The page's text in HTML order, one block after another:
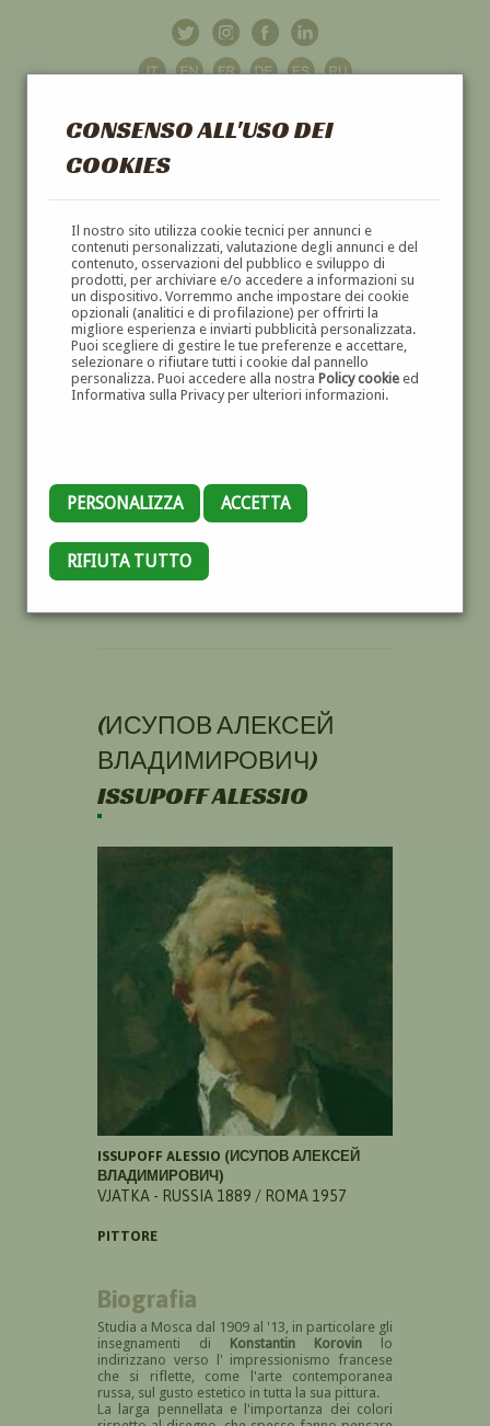
CONSENSO ALL'USO DEI
COOKIES
Il nostro sito utilizza cookie tecnici per annunci e
contenuti personalizzati, valutazione degli annunci e del
contenuto, osservazioni del pubblico e sviluppo di
prodotti, per archiviare e/o accedere a informazioni su
un dispositivo. Vorremmo anche impostare dei cookie
opzionali (analitici e di profilazione) per offrirti la
migliore esperienza e inviarti pubblicità personalizzata.
Puoi scegliere di gestire le tue preferenze e accettare,
selezionare o rifiutare tutti i cookie dal pannello
personalizza. Puoi accedere alla nostra Policy cookieed
Informativa sulla Privacy per ulteriori informazioni.
PERSONALIZZA ACCETTA
RIFIUTA TUTTO
GALLERIAD'ARTE
DIPINTI E SCULTURE '800 E '900
(ИСУПОВ АЛЕКСЕЙ
ВЛАДИМИРОВИЧ)
ISSUPOFF ALESSIO
ISSUPOFF ALESSIO (ИСУПОВ АЛЕКСЕЙ
ВЛАДИМИРОВИЧ)
VJATKA - RUSSIA 1889 / ROMA 1957
PITTORE
Biografia
Studia a Mosca dal 1909 al '13, in particolare gli
insegnamenti di Konstantin Korovin lo
indirizzano verso l' impressionismo francese
che si riflette, come l'arte contemporanea
russa, sul gusto estetico in tutta la sua pittura.
La larga pennellata e l'importanza dei colori